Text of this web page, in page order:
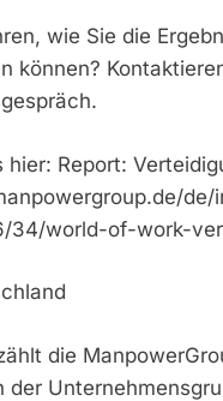
wie Sie die
können?
Report:
34/world-of-work-
die